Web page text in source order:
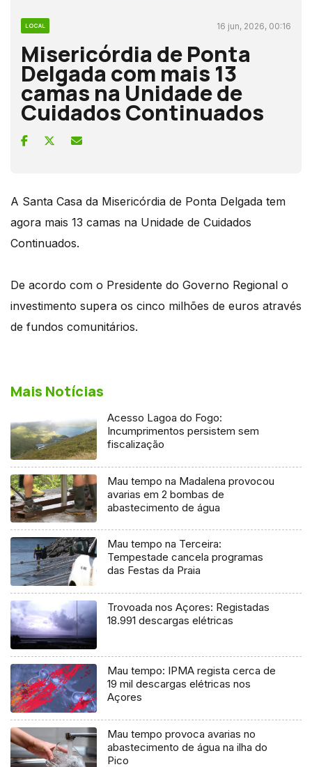
LOCAL 16 jun, 2026, 00:16
Misericórdia de Ponta
Delgada com mais 13
camas na Unidade de
Cuidados Continuados
A Santa Casa da Misericórdia de Ponta Delgada tem
agora mais 13 camas na Unidade de Cuidados
Continuados.
De acordo com o Presidente do Governo Regional o
investimento supera os cinco milhões de euros através
de fundos comunitários.
Mais Notícias
Acesso Lagoa do Fogo:
Incumprimentos persistem sem
fiscalização
Mau tempo na Madalena provocou
avarias em 2 bombas de
abastecimento de água
Mau tempo na Terceira:
Tempestade cancela programas
das Festas da Praia
Trovoada nos Açores: Registadas
18.991 descargas elétricas
Mau tempo: IPMA regista cerca de
19 mil descargas elétricas nos
Açores
Mau tempo provoca avarias no
abastecimento de água na ilha do
Pico